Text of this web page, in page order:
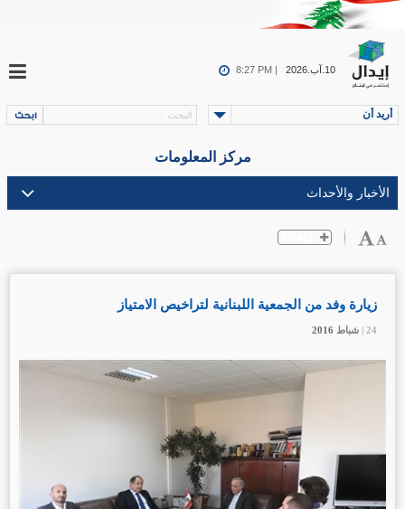
10.آب.2026 8:27 PM |
أريد أن
مركز المعلومات
24 | شباط
زيارة وفد من الجمعية اللبنانية لتراخيص الامتياز
24 | شباط 24 | شباط